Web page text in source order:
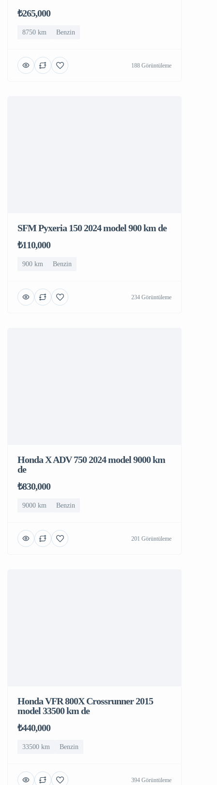
₺265,000
8750 km Benzin
188 Görüntüleme
SFM Pyxeria 150 2024 model 900 km de
₺110,000
900 km Benzin
234 Görüntüleme
Honda X ADV 750 2024 model 9000 km
de
₺830,000
9000 km Benzin
201 Görüntüleme
Honda VFR 800X Crossrunner 2015
model 33500 km de
₺440,000
33500 km Benzin
394 Görüntüleme